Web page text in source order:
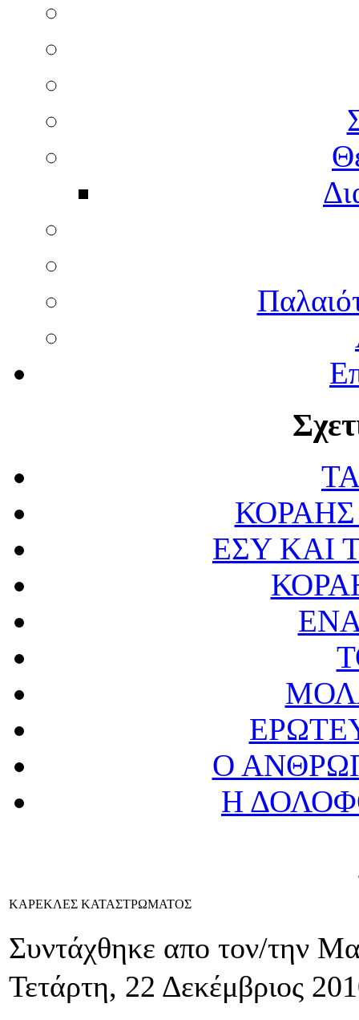
ΕΣΥ ΚΑΙ
Ο
Η
ΚΑΡΕΚΛΕΣ ΚΑΤΑΣΤΡΩΜΑΤΟΣ
Συντάχθηκε απο τον/την
Τετάρτη, 22 Δεκέμβριος